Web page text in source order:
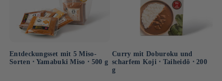
Entdeckungsset mit 5 Miso-
Sorten ⋅ Yamabuki Miso ⋅ 500 g
Curry mit Doburoku und
scharfem Koji ⋅ Taiheidô ⋅ 200
g